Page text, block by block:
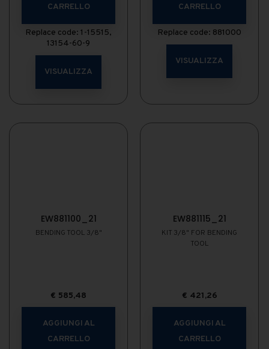
CARRELLO
Replace code: 1-15515,
13154-60-9
VISUALIZZA
CARRELLO
Replace code: 881000
VISUALIZZA
EW881100_21
BENDING TOOL 3/8"
€ 585,48
AGGIUNGI AL
CARRELLO
EW881115_21
KIT 3/8" FOR BENDING
TOOL
€ 421,26
AGGIUNGI AL
CARRELLO